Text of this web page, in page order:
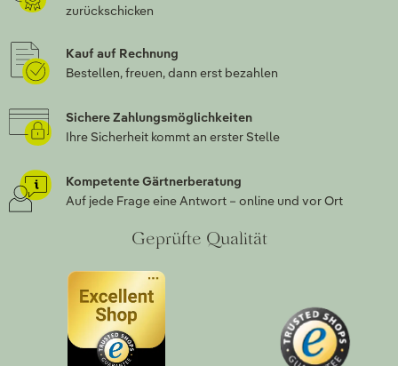
zurückschicken
Kauf auf Rechnung
Bestellen, freuen, dann erst bezahlen
Sichere Zahlungsmöglichkeiten
Ihre Sicherheit kommt an erster Stelle
Kompetente Gärtnerberatung
Auf jede Frage eine Antwort – online und vor Ort
Geprüfte Qualität